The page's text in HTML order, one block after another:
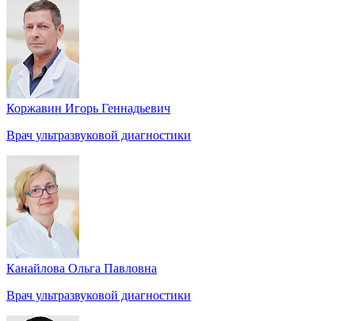
Коржавин Игорь Геннадьевич
Врач ультразвуковой диагностики
Канайлова Ольга Павловна
Врач ультразвуковой диагностики